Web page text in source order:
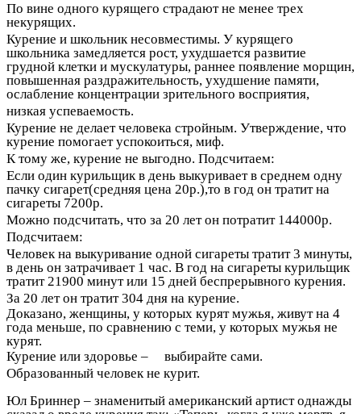
По вине одного курящего страдают не менее трех
некурящих.
Курение и школьник несовместимы. У курящего
школьника замедляется рост, ухудшается развитие
грудной клетки и мускулатуры, раннее появление морщин,
повышенная раздражительность, ухудшение памяти,
ослабление концентрации зрительного восприятия,
низкая успеваемость.
Курение не делает человека стройным. Утверждение, что
курение помогает успокоиться, миф.
К тому же, курение не выгодно. Подсчитаем:
Если один курильщик в день выкуривает в среднем одну
пачку сигарет(средняя цена 20р.),то в год он тратит на
сигареты 7200р.
Можно подсчитать, что за 20 лет он потратит 144000р.
Подсчитаем:
Человек на выкуривание одной сигареты тратит 3 минуты,
в день он затрачивает 1 час. В год на сигареты курильщик
тратит 21900 минут или 15 дней беспрерывного курения.
За 20 лет он тратит 304 дня на курение.
Доказано, женщины, у которых курят мужья, живут на 4
года меньше, по сравнению с теми, у которых мужья не
курят.
Курение или здоровье – выбирайте сами.
Образованный человек не курит.
Юл Бриннер – знаменитый американский артист однажды